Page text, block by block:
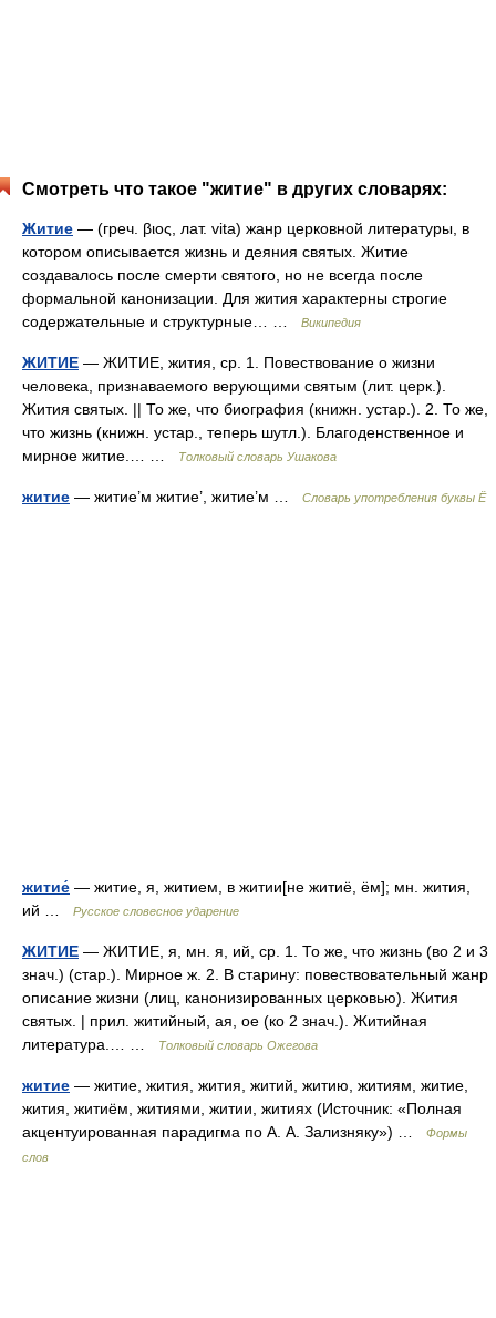
Смотреть что такое "житие" в других словарях:
Житие — (греч. βιος, лат. vita) жанр церковной литературы, в
котором описывается жизнь и деяния святых. Житие
создавалось после смерти святого, но не всегда после
формальной канонизации. Для жития характерны строгие
содержательные и структурные… …
Википедия
ЖИТИЕ — ЖИТИЕ, жития, ср. 1. Повествование о жизни
человека, признаваемого верующими святым (лит. церк.).
Жития святых. || То же, что биография (книжн. устар.). 2. То же,
что жизнь (книжн. устар., теперь шутл.). Благоденственное и
мирное житие.… …
Толковый словарь Ушакова
житие — житие’м житие’, житие’м … Словарь употребления буквы Ё
житие́ — житие, я, житием, в житии[не житиё, ём]; мн. жития,
ий …
Русское словесное ударение
ЖИТИЕ — ЖИТИЕ, я, мн. я, ий, ср. 1. То же, что жизнь (во 2 и 3
знач.) (стар.). Мирное ж. 2. В старину: повествовательный жанр
описание жизни (лиц, канонизированных церковью). Жития
святых. | прил. житийный, ая, ое (ко 2 знач.). Житийная
литература.… …
Толковый словарь Ожегова
житие — житие, жития, жития, житий, житию, житиям, житие,
жития, житиём, житиями, житии, житиях (Источник: «Полная
акцентуированная парадигма по А. А. Зализняку») …
Формы
слов